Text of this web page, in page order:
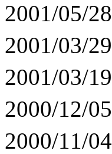
2001/05/28
2001/03/29
2001/03/19
2000/12/05
2000/11/04